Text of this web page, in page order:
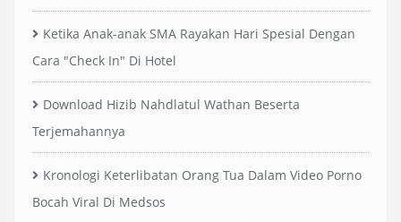
Ketika Anak-anak SMA Rayakan Hari Spesial Dengan
Cara "Check In" Di Hotel
Download Hizib Nahdlatul Wathan Beserta
Terjemahannya
Kronologi Keterlibatan Orang Tua Dalam Video Porno
Bocah Viral Di Medsos